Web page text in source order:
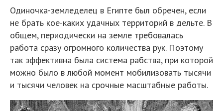
Одиночка-земледелец в Египте был обречен, если
не брать кое-каких удачных территорий в дельте. В
общем, периодически на земле требовалась
работа сразу огромного количества рук. Поэтому
так эффективна была система рабства, при которой
можно было в любой момент мобилизовать тысячи
и тысячи человек на срочные масштабные работы.